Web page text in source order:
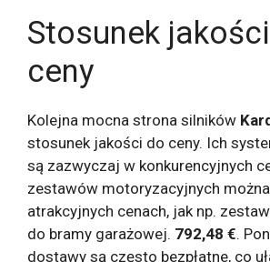
Stosunek
ceny
Kolejna mocna strona silników
stosunek jakości do ceny. Ich
są zazwyczaj w konkurencyjnych
zestawów motoryzacyjnych
atrakcyjnych cenach, jak np.
do bramy garażowej. 792,48 €.
dostawy są często bezpłatne, co